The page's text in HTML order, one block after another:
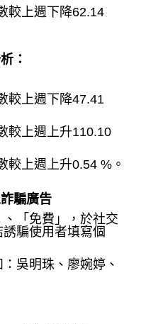
較上週下降62.14
：
較上週下降47.41
較上週上升110.10
較上週上升0.54 %。
騙廣告
「免費」，於社交
騙使用者填寫個
吳明珠、廖婉婷、